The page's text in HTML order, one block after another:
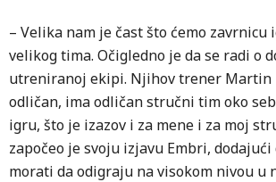
– Velika nam je čast što ćemo
velikog tima. Očigledno je da se radi o
utreniranoj ekipi. Njihov trener Martin
odličan, ima odličan stručni tim oko
igru, što je izazov i za mene i za moj
započeo je svoju izjavu Embri, dodajući
morati da odigraju na visokom nivou u